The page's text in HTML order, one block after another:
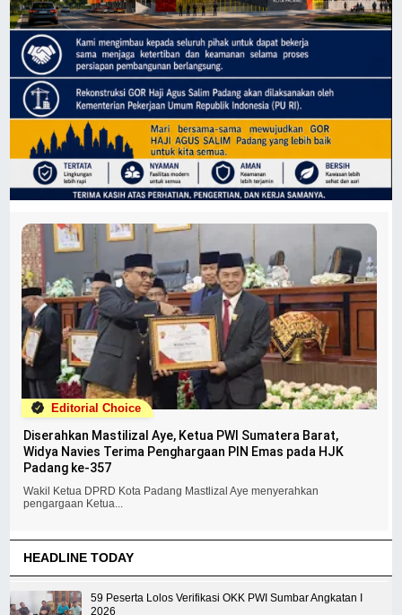
Editorial Choice
Diserahkan Mastilizal Aye, Ketua PWI Sumatera Barat,
Widya Navies Terima Penghargaan PIN Emas pada HJK
Padang ke-357
Wakil Ketua DPRD Kota Padang Mastlizal Aye menyerahkan
pengargaan Ketua...
HEADLINE TODAY
59 Peserta Lolos Verifikasi OKK PWI Sumbar Angkatan I
2026